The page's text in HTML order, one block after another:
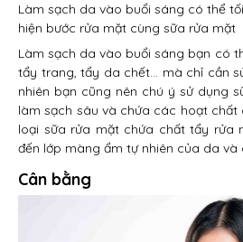
Làm sạch da vào buổi sáng có thể
hiện bước rửa mặt cùng sữa rửa mặt
Làm sạch da vào buổi sáng bạn có
tẩy trang, tẩy da chết… mà chỉ cần
nhiên bạn cũng nên chú ý sử dụng
làm sạch sâu và chứa các hoạt chất
loại sữa rửa mặt chứa chất tẩy rửa
đến lớp màng ẩm tự nhiên của da
Cân bằng